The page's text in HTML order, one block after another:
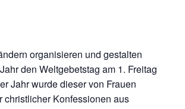
organisieren und gestalten
den Weltgebetstag am 1. Freitag
Jahr wurde dieser von Frauen
christlicher Konfessionen aus